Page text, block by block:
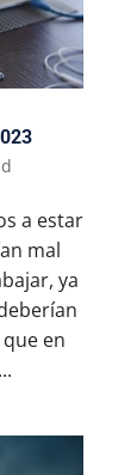
a estar
mal
ya
en